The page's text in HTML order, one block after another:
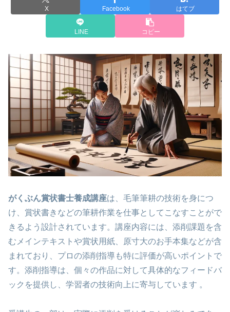
X Facebook はてブ
LINE コピー
がくぶん賞状書士養成講座は、毛筆筆耕の技術を身につ
け、賞状書きなどの筆耕作業を仕事としてこなすことがで
きるよう設計されています。講座内容には、添削課題を含
むメインテキストや賞状用紙、原寸大のお手本集などが含
まれており、プロの添削指導も特に評価が高いポイントで
す。添削指導は、個々の作品に対して具体的なフィードバ
ックを提供し、学習者の技術向上に寄与しています​ ​。